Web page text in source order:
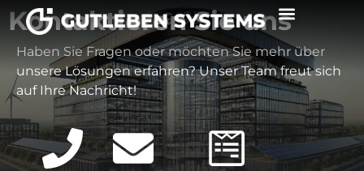
Kontaktieren Sie uns
Haben Sie Fragen oder möchten Sie mehr über
unsere Lösungen erfahren? Unser Team freut sich
auf Ihre Nachricht!